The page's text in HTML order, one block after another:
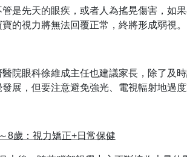
管是先天的眼疾，或者人為搖晃傷害，如
的視力將無法回覆正常，終將形成弱視。
醫院眼科徐維成主任也建議家長，除了及
展，但要注意避免強光、電視輻射地過
8歲：視力矯正+日常保健